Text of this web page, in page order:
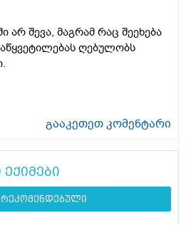
არ შევა, მაგრამ რაც შეეხება
ღებულობს
გააკეთეთ კომენტარი